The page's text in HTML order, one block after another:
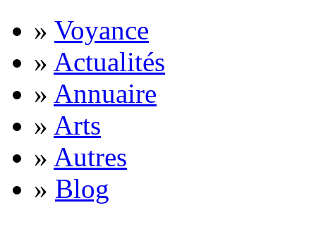
» Voyance
» Actualités
» Annuaire
» Arts
» Autres
» Blog